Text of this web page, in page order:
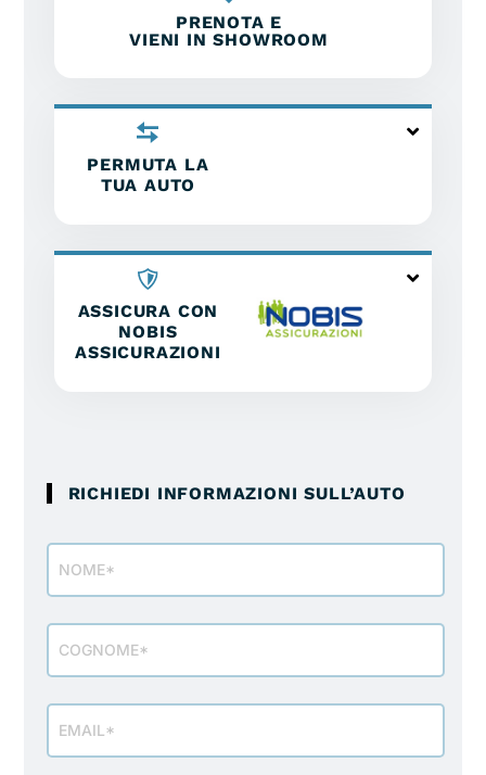
PRENOTA E
VIENI IN SHOWROOM
PERMUTA LA
TUA AUTO
ASSICURA CON
NOBIS
ASSICURAZIONI
RICHIEDI INFORMAZIONI SULL’AUTO
richiesta
info
veicolo